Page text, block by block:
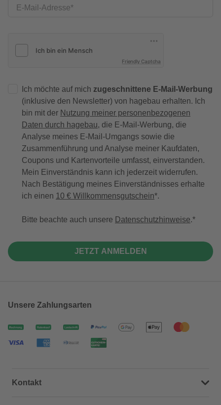
E-Mail-Adresse
Friendly Captcha
Ich möchte auf mich zugeschnittene E-Mail-Werbung
(inklusive den Newsletter) von hagebau erhalten. Ich
bin mit der Nutzung meiner personenbezogenen
Daten durch hagebau, die E-Mail-Werbung, die
Analyse meines E-Mail-Umgangs sowie die
Zusammenführung und Analyse meiner Kaufdaten,
Coupons und Kartenvorteile umfasst, einverstanden.
Mein Einverständnis kann ich jederzeit widerrufen.
Nach Bestätigung meines Einverständnisses erhalte
ich einen 10 € Willkommensgutschein*.
Bitte beachte auch unsere Datenschutzhinweise.
JETZT ANMELDEN
Unsere Zahlungsarten
Kontakt